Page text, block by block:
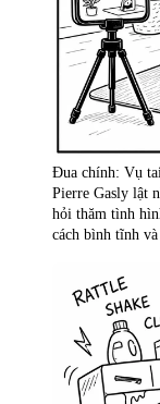
Đua chính: Vụ
Pierre Gasly lật
hỏi thăm tình
cách bình tĩnh